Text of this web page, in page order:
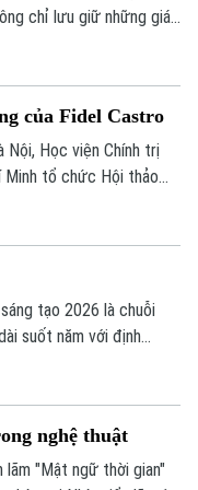
chỉ lưu giữ những giá
dữ liệu, xây dựng nền
ứng dụng công nghệ
cách làm mới đang
của Fidel Castro
Nội, Học viện Chính trị
Minh tổ chức Hội thảo
tạo 2026 là chuỗi
suốt năm với định
đến các trải nghiệm đa
nối quốc tế sâu rộng.
nghệ thuật
lãm "Mật ngữ thời gian"